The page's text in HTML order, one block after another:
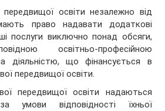
освіти незалежно від
право надавати додаткові
послуги виключно понад обсяги,
освітньо-професійною
діяльністю, що фінансується в
передвищої освіти.
передвищої освіти надаються
умови відповідності їхньої